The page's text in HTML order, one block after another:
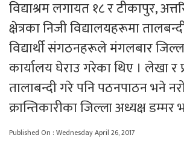
विद्याश्रम लगायत १८ र टीकापुर,
क्षेत्रका निजी विद्यालयहरूमा
विद्यार्थी संगठनहरूले मंगलबार
कार्यालय घेराउ गरेका थिए । लेखा र
तालाबन्दी गरे पनि पठनपाठन भने
क्रान्तिकारीका जिल्ला अध्यक्ष डम्मर
Published On : Wednesday April 26, 2017